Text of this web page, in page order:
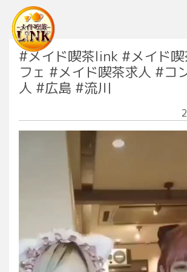
Main Navigation
#メイド喫茶link #メイド
フェ #メイド喫茶求人 #コ
人 #広島 #流川